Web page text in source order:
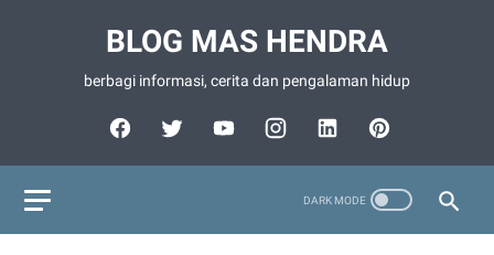
BLOG MAS HENDRA
berbagi informasi, cerita dan pengalaman hidup